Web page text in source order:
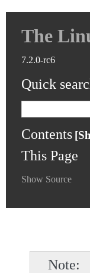
The
7.2.0-rc6
Quick
Contents
This Page
Show Source
Note